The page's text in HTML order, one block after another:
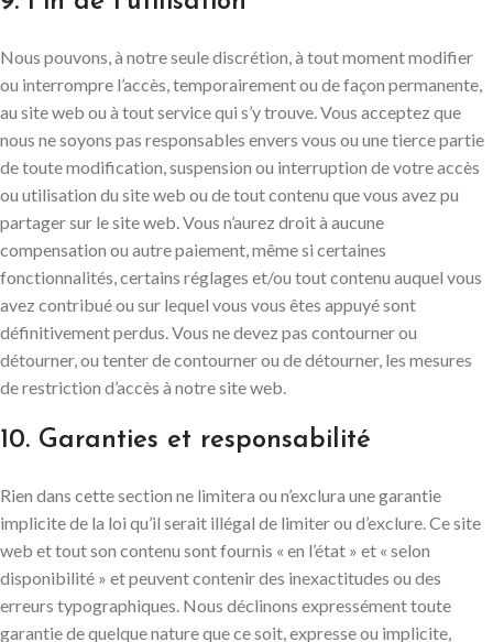
Nous pouvons, à notre seule discrétion, à tout moment modifier
ou interrompre l’accès, temporairement ou de façon permanente,
au site web ou à tout service qui s’y trouve. Vous acceptez que
nous ne soyons pas responsables envers vous ou une tierce partie
de toute modification, suspension ou interruption de votre accès
ou utilisation du site web ou de tout contenu que vous avez pu
partager sur le site web. Vous n’aurez droit à aucune
compensation ou autre paiement, même si certaines
fonctionnalités, certains réglages et/ou tout contenu auquel vous
avez contribué ou sur lequel vous vous êtes appuyé sont
définitivement perdus. Vous ne devez pas contourner ou
détourner, ou tenter de contourner ou de détourner, les mesures
de restriction d’accès à notre site web.
10. Garanties et responsabilité
Rien dans cette section ne limitera ou n’exclura une garantie
implicite de la loi qu’il serait illégal de limiter ou d’exclure. Ce site
web et tout son contenu sont fournis « en l’état » et « selon
disponibilité » et peuvent contenir des inexactitudes ou des
erreurs typographiques. Nous déclinons expressément toute
garantie de quelque nature que ce soit, expresse ou implicite,